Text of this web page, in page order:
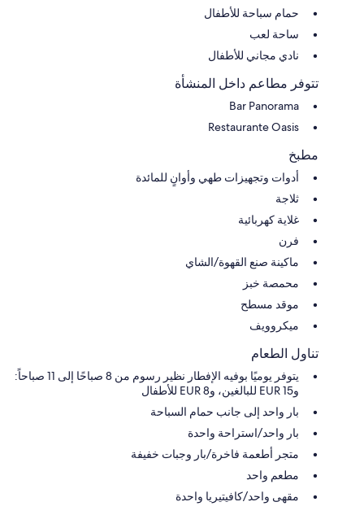
حمام سباحة للأطفال
ساحة لعب
نادي مجاني للأطفال
تتوفر مطاعم داخل المنشأة
Bar Panorama
Restaurante Oasis
مطبخ
أدوات وتجهيزات طهي وأوانٍ للمائدة
ثلاجة
غلاية كهربائية
فرن
ماكينة صنع القهوة/الشاي
محمصة خبز
موقد مسطح
ميكروويف
تناول الطعام
يتوفر يوميًا بوفيه الإفطار نظير رسوم من 8 صباحًا إلى 11 صباحاً:
و15 EUR للبالغين، و8 EUR للأطفال
بار واحد إلى جانب حمام السباحة
بار واحد/استراحة واحدة
متجر أطعمة فاخرة/بار وجبات خفيفة
مطعم واحد
مقهى واحد/كافيتيريا واحدة